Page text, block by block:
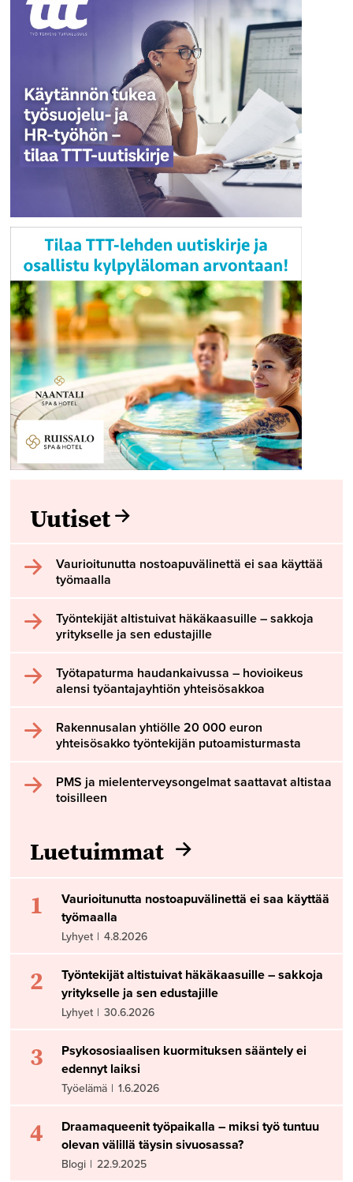
Uutiset
Vaurioitunutta nostoapuvälinettä ei saa käyttää
työmaalla
Työntekijät altistuivat häkäkaasuille – sakkoja
yritykselle ja sen edustajille
Työtapaturma haudankaivussa – hovioikeus
alensi työantajayhtiön yhteisösakkoa
Rakennusalan yhtiölle 20 000 euron
yhteisösakko työntekijän putoamisturmasta
PMS ja mielenterveysongelmat saattavat altistaa
toisilleen
Luetuimmat
1
Vaurioitunutta nostoapuvälinettä ei saa käyttää
työmaalla
Lyhyet | 4.8.2026
2
Työntekijät altistuivat häkäkaasuille – sakkoja
yritykselle ja sen edustajille
Lyhyet | 30.6.2026
3
Psykososiaalisen kuormituksen sääntely ei
edennyt laiksi
Työelämä | 1.6.2026
4
Draamaqueenit työpaikalla – miksi työ tuntuu
olevan välillä täysin sivuosassa?
Blogi | 22.9.2025